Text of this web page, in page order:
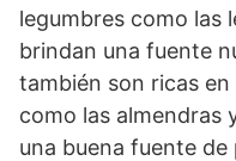
legumbres como las
brindan una fuente
también son ricas
como las almendras
una buena fuente